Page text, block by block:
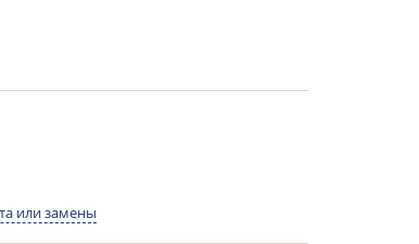
или замены